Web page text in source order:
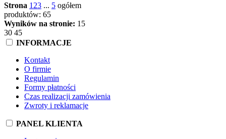
Strona 123 ... 5 ogółem
produktów: 65
Wyników na stronie: 15
30 45
INFORMACJE
Kontakt
O firmie
Regulamin
Formy płatności
Czas realizacji zamówienia
Zwroty i reklamacje
PANEL KLIENTA